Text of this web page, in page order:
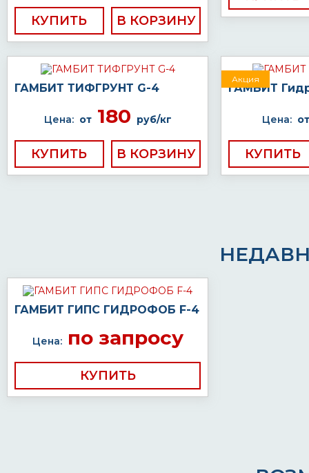
КУПИТЬ
ГАМБИТ ТИФГРУНТ G-4
Цена: от180 руб/кг
КУПИТЬ
Акция
ГАМБИТ
Цена: от
КУПИТЬ
ГАМБИТ ГИПС ГИДРОФОБ F-4
Цена:по запросу
КУПИТЬ